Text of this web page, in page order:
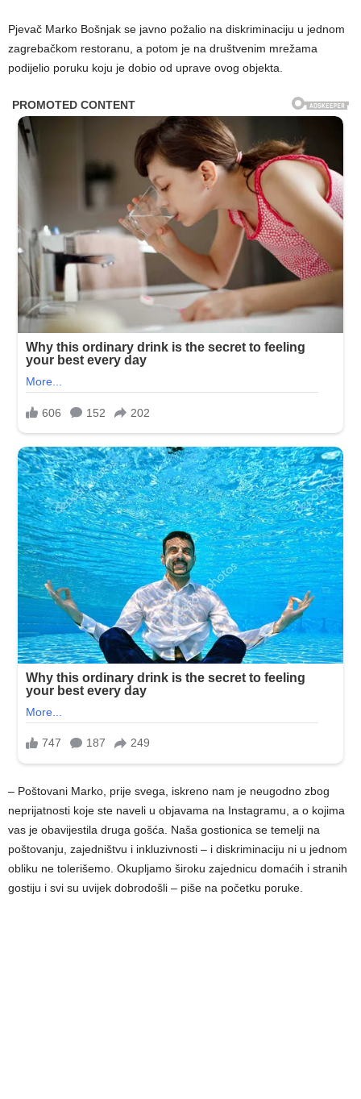
Pjevač Marko Bošnjak se javno požalio na diskriminaciju u jednom
zagrebačkom restoranu, a potom je na društvenim mrežama
podijelio poruku koju je dobio od uprave ovog objekta.
– Poštovani Marko, prije svega, iskreno nam je neugodno zbog
neprijatnosti koje ste naveli u objavama na Instagramu, a o kojima
vas je obavijestila druga gošća. Naša gostionica se temelji na
poštovanju, zajedništvu i inkluzivnosti – i diskriminaciju ni u jednom
obliku ne tolerišemo. Okupljamo široku zajednicu domaćih i stranih
gostiju i svi su uvijek dobrodošli – piše na početku poruke.